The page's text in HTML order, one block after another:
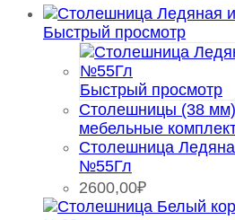
Быстрый просмотр
Быстрый просмотр
Столешницы (38 мм)
мебельные
Столешница
№55Гл
2600,00₽